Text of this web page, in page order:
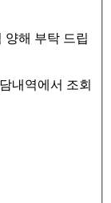
양해 부탁 드립
내역에서 조회